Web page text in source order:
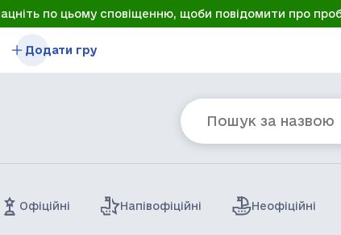
по цьому сповіщенню, щоби повідомити про
Додати гру
Офіційні Напівофіційні Неофіційні